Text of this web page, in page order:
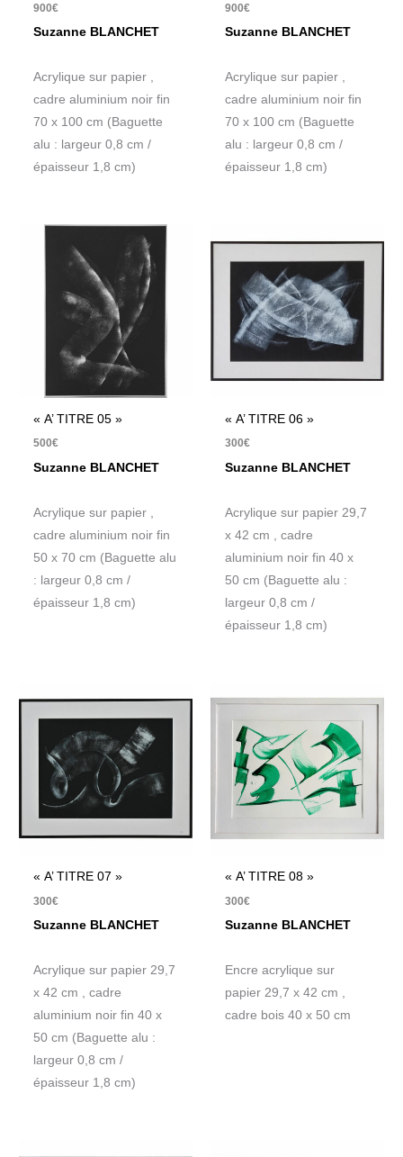
900€
Suzanne BLANCHET
Acrylique sur papier ,
cadre aluminium noir fin
70 x 100 cm (Baguette
alu : largeur 0,8 cm /
épaisseur 1,8 cm)
900€
Suzanne BLANCHET
Acrylique sur papier ,
cadre aluminium noir fin
70 x 100 cm (Baguette
alu : largeur 0,8 cm /
épaisseur 1,8 cm)
« A’ TITRE 05 »
500€
Suzanne BLANCHET
Acrylique sur papier ,
cadre aluminium noir fin
50 x 70 cm (Baguette alu
: largeur 0,8 cm /
épaisseur 1,8 cm)
« A’ TITRE 06 »
300€
Suzanne BLANCHET
Acrylique sur papier 29,7
x 42 cm , cadre
aluminium noir fin 40 x
50 cm (Baguette alu :
largeur 0,8 cm /
épaisseur 1,8 cm)
« A’ TITRE 07 »
300€
Suzanne BLANCHET
Acrylique sur papier 29,7
x 42 cm , cadre
aluminium noir fin 40 x
50 cm (Baguette alu :
largeur 0,8 cm /
épaisseur 1,8 cm)
« A’ TITRE 08 »
300€
Suzanne BLANCHET
Encre acrylique sur
papier 29,7 x 42 cm ,
cadre bois 40 x 50 cm